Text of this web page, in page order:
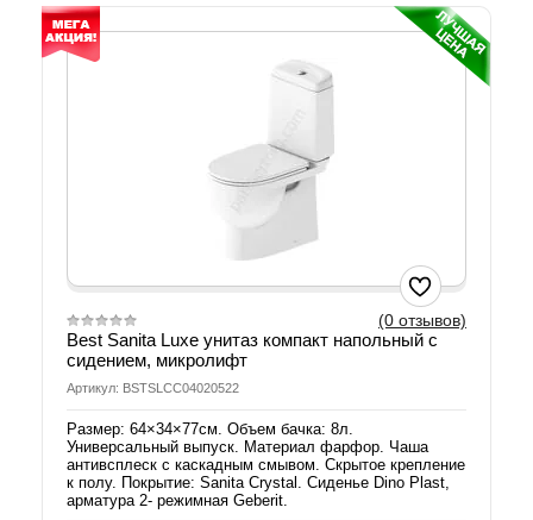
(0 отзывов)
Best Sanita Luxe унитаз компакт напольный с
сидением, микролифт
Артикул: BSTSLCC04020522
Размер: 64×34×77см. Объем бачка: 8л.
Универсальный выпуск. Материал фарфор. Чаша
антивсплеск с каскадным смывом. Скрытое крепление
к полу. Покрытие: Sanita Crystal. Сиденье Dino Plast,
арматура 2- режимная Geberit.